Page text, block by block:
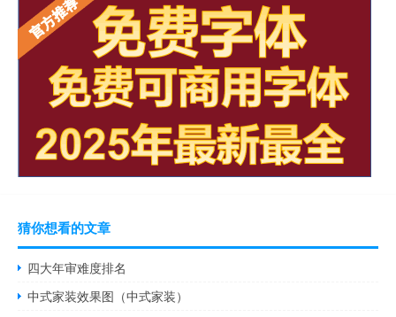
猜你想看的文章
四大年审难度排名
中式家装效果图（中式家装）